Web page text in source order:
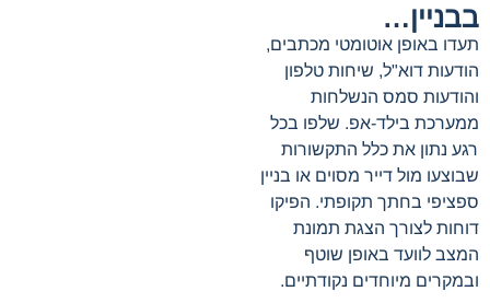
בבניין…
תעדו באופן אוטומטי מכתבים,
הודעות דוא"ל, שיחות טלפון
והודעות סמס הנשלחות
ממערכת בילד-אפ. שלפו בכל
רגע נתון את כלל התקשורות
שבוצעו מול דייר מסוים או בניין
ספציפי בחתך תקופתי. הפיקו
דוחות לצורך הצגת תמונת
המצב לוועד באופן שוטף
ובמקרים מיוחדים נקודתיים.